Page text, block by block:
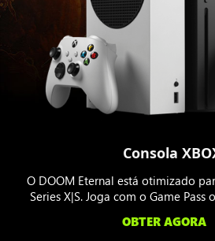
Consola
O DOOM Eternal está otimizado
Series X|S. Joga com o Game
OBTER AGORA